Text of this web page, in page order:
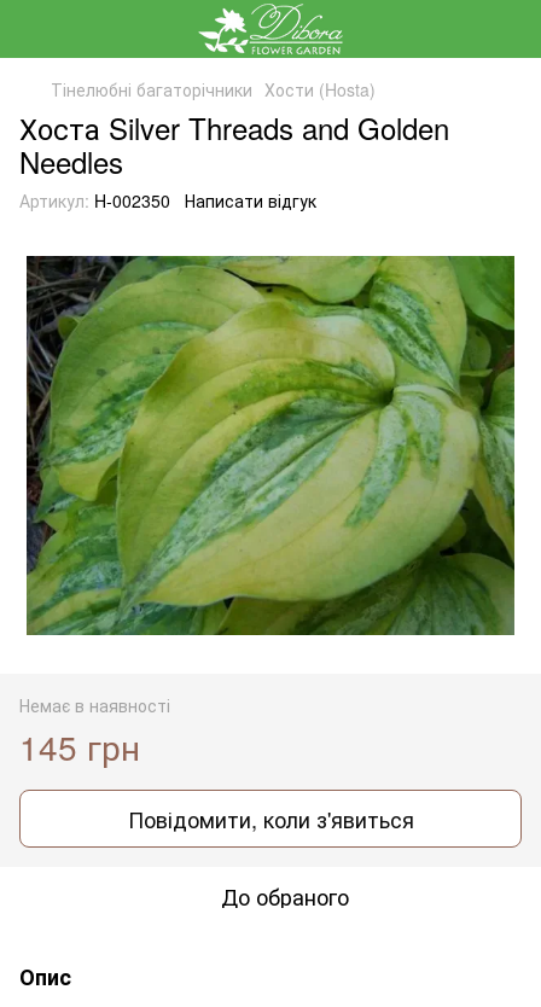
Тінелюбні багаторічники Хости (Hosta)
Хоста Silver Threads and Golden
Needles
Артикул: H-002350 Написати відгук
Немає в наявності
145 грн
Повідомити, коли з'явиться
До обраного
Опис